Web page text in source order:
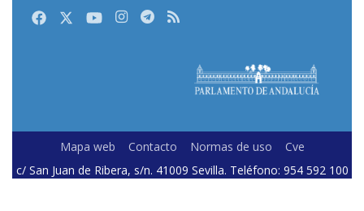
FacebookTwitterYoutubeInstagram
Telegram
RSS
Mapa web Contacto Normas de uso
Cve
c/ San Juan de Ribera, s/n. 41009 Sevilla. Teléfono: 954 592 100